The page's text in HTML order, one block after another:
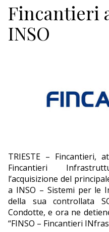
RICERCA
ECONOMIA
Fincantieri
INSO
TRIESTE – Fincantieri,
Fincantieri
l’acquisizione del
a INSO – Sistemi per le
della sua controllata
Condotte, e ora ne
“FINSO – Fincantieri